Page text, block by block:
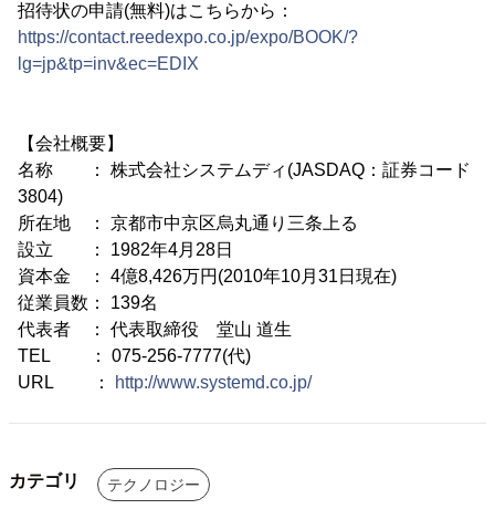
招待状の申請(無料)はこちらから：
https://contact.reedexpo.co.jp/expo/BOOK/?
lg=jp&tp=inv&ec=EDIX
【会社概要】
名称 ： 株式会社システムディ(JASDAQ：証券コード
3804)
所在地 ： 京都市中京区烏丸通り三条上る
設立 ： 1982年4月28日
資本金 ： 4億8,426万円(2010年10月31日現在)
従業員数： 139名
代表者 ： 代表取締役 堂山 道生
TEL ： 075-256-7777(代)
URL ：
http://www.systemd.co.jp/
カテゴリ テクノロジー